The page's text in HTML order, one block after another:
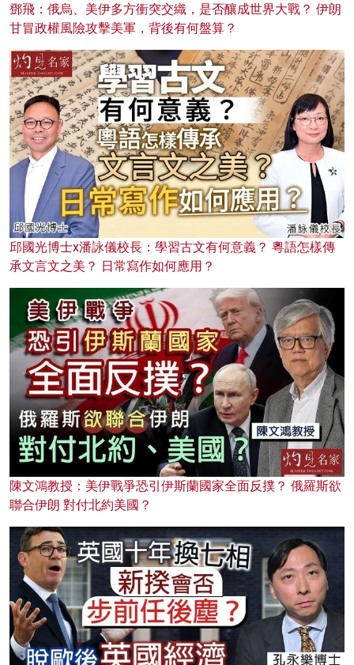
鄧飛：俄烏、美伊多方衝突交織，是否釀成世界大戰？ 伊朗
甘冒政權風險攻擊美軍，背後有何盤算？
邱國光博士x潘詠儀校長：學習古文有何意義？ 粵語怎樣傳
承文言文之美？ 日常寫作如何應用？
陳文鴻教授：美伊戰爭恐引伊斯蘭國家全面反撲？ 俄羅斯欲
聯合伊朗 對付北約美國？